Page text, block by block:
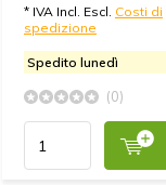
* IVA Incl. Escl. Costi di
spedizione
Spedito lunedì
(0)